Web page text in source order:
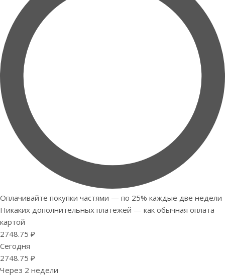
Оплачивайте покупки частями — по 25% каждые две недели
Никаких дополнительных платежей — как обычная оплата
картой
2748.75 ₽
Сегодня
2748.75 ₽
Через 2 недели